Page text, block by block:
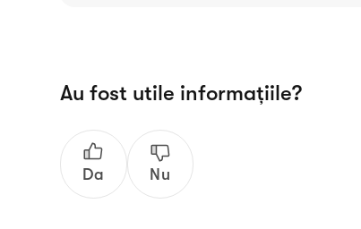
Au fost utile informațiile?
Da Nu